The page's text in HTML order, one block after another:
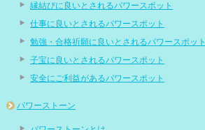
縁結びに良いとされるパワースポット
仕事に良いとされるパワースポット
勉強・合格祈願に良いとされるパワースポット
子宝に良いとされるパワースポット
安全にご利益があるパワースポット
パワーストーン